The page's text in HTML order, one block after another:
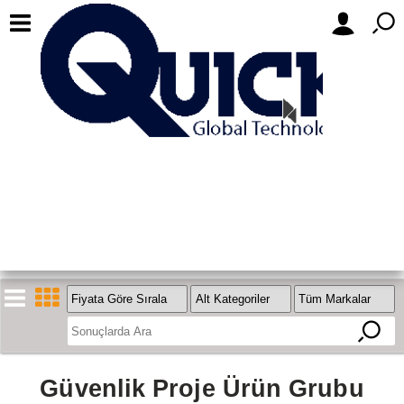
Güvenlik Proje Ürün Grubu